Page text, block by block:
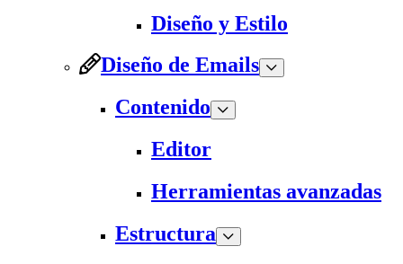
Diseño y Estilo
Diseño de Emails
Contenido
Editor
Herramientas avanzadas
Estructura